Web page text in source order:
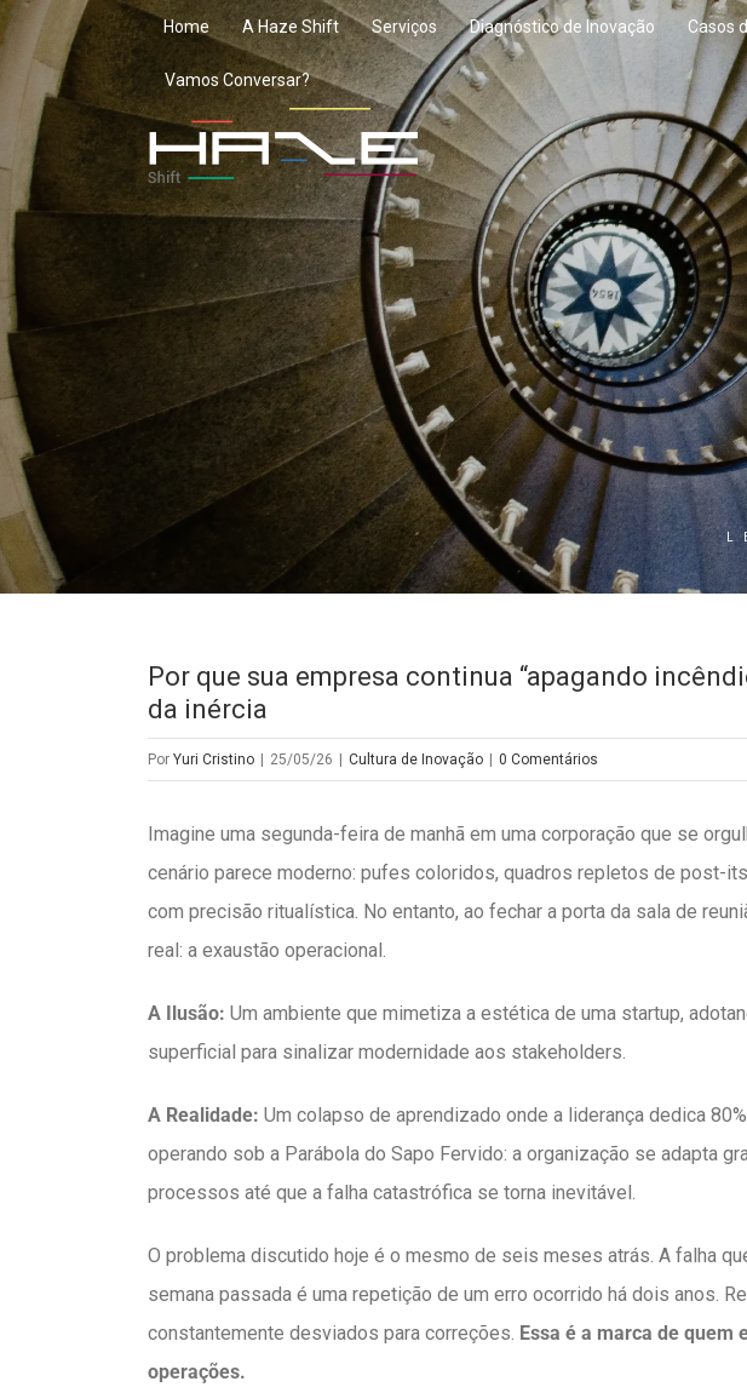
Ir
para
conteúdo
Home A Haze Shift Serviços Diagnóstico de Inovação Casos
Vamos Conversar?
Por que sua empresa continua “apagando
da inércia
Por Yuri Cristino 25/05/26 Cultura de Inovação 0 Comentários
Imagine uma segunda-feira de manhã em uma corporação que se
cenário parece moderno: pufes coloridos, quadros repletos de post-
com precisão ritualística. No entanto, ao fechar a porta da sala de
real: a exaustão operacional.
A Ilusão: Um ambiente que mimetiza a estética de uma startup,
superficial para sinalizar modernidade aos stakeholders.
A Realidade: Um colapso de aprendizado onde a liderança dedica
operando sob a Parábola do Sapo Fervido: a organização se adapta
processos até que a falha catastrófica se torna inevitável.
O problema discutido hoje é o mesmo de seis meses atrás. A falha
semana passada é uma repetição de um erro ocorrido há dois anos.
constantemente desviados para correções. Essa é a marca de quem
operações.